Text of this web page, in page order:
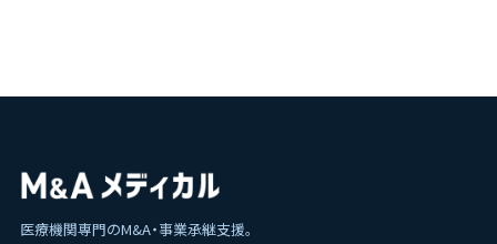
医療機関専門のM&A・事業承継支援。